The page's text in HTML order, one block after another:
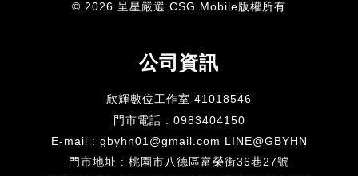
© 2026 呈星嚴選 CSG Mobile版權所有
公司資訊
欣輝數位工作室 41018546
門市電話 : 0983404150
E-mail : gbyhn01@gmail.com LINE@GBYHN
門市地址 : 桃園市八德區富榮街36巷27號